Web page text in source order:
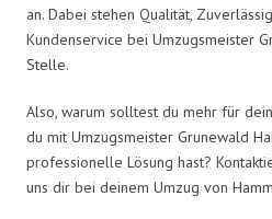
an. Dabei stehen Qualität,
Kundenservice bei Umzugsmeister
Stelle.
Also, warum solltest du mehr für
du mit Umzugsmeister Grunewald
professionelle Lösung hast?
uns dir bei deinem Umzug von